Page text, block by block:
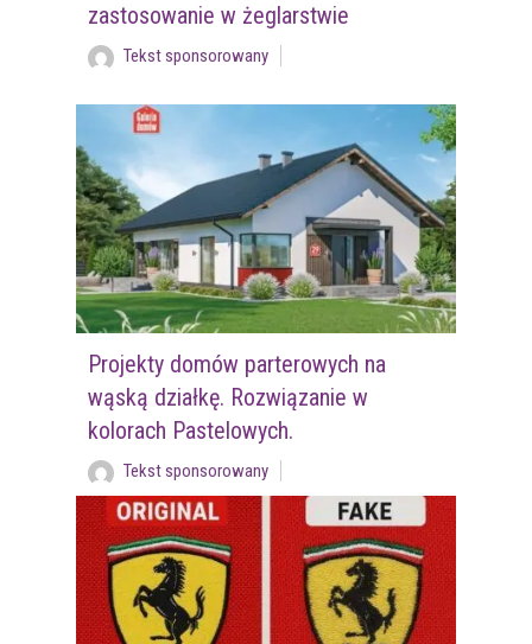
zastosowanie w żeglarstwie
Tekst sponsorowany
Projekty domów parterowych na
wąską działkę. Rozwiązanie w
kolorach Pastelowych.
Tekst sponsorowany